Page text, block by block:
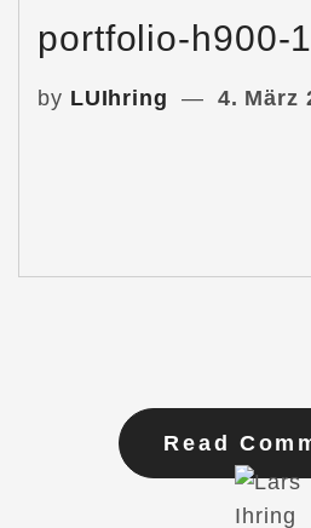
portfolio-h900-
by LUIhring 4. März
Read